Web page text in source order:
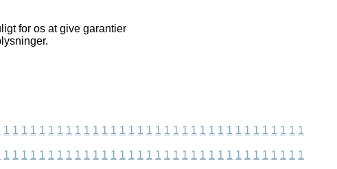
for os at give garantier
1 1 1 1 1 1 1 1 1 1 1 1 1 1 1 1 1 1 1 1 1 1 1 1 1 1 1 1 1 1 1 1 1 1
1 1 1 1 1 1 1 1 1 1 1 1 1 1 1 1 1 1 1 1 1 1 1 1 1 1 1 1 1 1 1 1 1 1